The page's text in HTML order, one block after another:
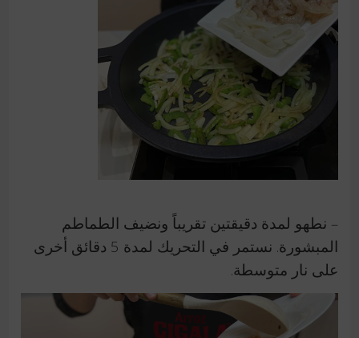
– نطهو لمدة دقيقتين تقريباً ونضيف الطماطم
المبشورة.
نستمر في التحريك لمدة 5 دقائق أخرى
على نار متوسطة.